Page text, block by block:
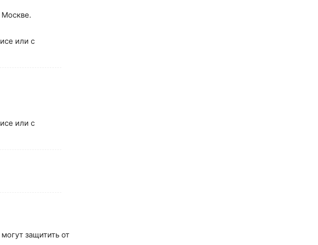
или с
или с
защитить от